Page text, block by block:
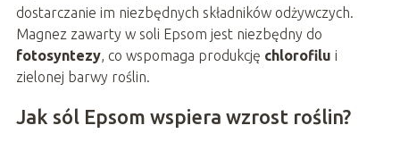
dostarczanie im niezbędnych składników odżywczych.
Magnez zawarty w soli Epsom jest niezbędny do
fotosyntezy, co wspomaga produkcję chlorofilu i
zielonej barwy roślin.
Jak sól Epsom wspiera wzrost roślin?